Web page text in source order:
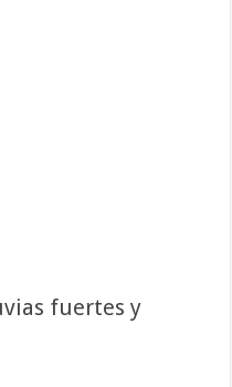
fuertes y